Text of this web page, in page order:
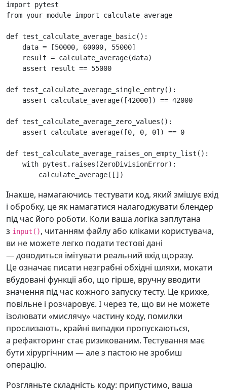
import
pytest
from your_module import calculate_average
def test_calculate_average_basic():
data = [50000, 60000, 55000]
result = calculate_average(data)
assert
result == 55000
def test_calculate_average_single_entry():
assert
calculate_average([42000]) == 42000
def test_calculate_average_zero_values ():
assert
calculate_average([0, 0, 0]) == 0
def test_calculate_average_raises_on_empty_list ():
with pytest . raises (ZeroDivisionError):
calculate_average([])
Інакше, намагаючись тестувати код, який змішує вхід
і обробку, це як намагатися налагоджувати блендер
під час його роботи. Коли ваша логіка заплутана
з input(), читанням файлу або кліками користувача,
ви не можете легко подати тестові дані
— доводиться імітувати реальний вхід щоразу.
Це означає писати незграбні обхідні шляхи, мокати
вбудовані функції або, що гірше, вручну вводити
значення під час кожного запуску тесту. Це крихке,
повільне і розчаровує. І через те, що ви не можете
ізолювати «мислячу» частину коду, помилки
прослизають, крайні випадки пропускаються,
а рефакторинг стає ризикованим. Тестування має
бути хірургічним — але з пастою не зробиш
операцію.
Розгляньте складність коду: припустимо, ваша